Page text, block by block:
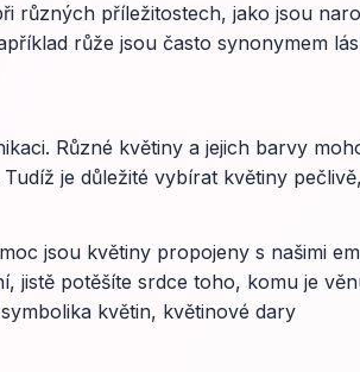
různých příležitostech, jako jsou
růže jsou často synonymem
Různé květiny a jejich barvy
je důležité vybírat květiny
jsou květiny propojeny s našimi
jistě potěšíte srdce toho, komu je
květin, květinové dary